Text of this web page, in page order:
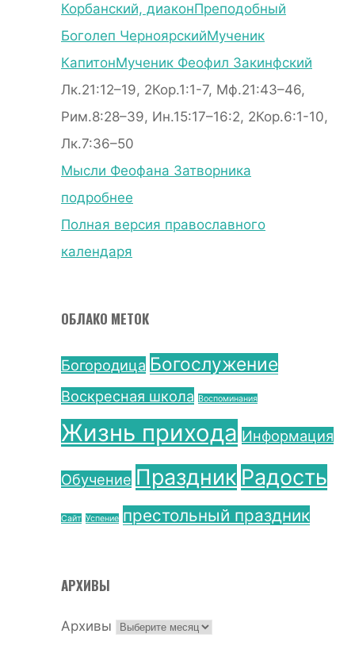
Корбанский, диаконПреподобный
Боголеп ЧерноярскийМученик
КапитонМученик Феофил Закинфский
Лк.21:12–19, 2Кор.1:1-7, Мф.21:43–46,
Рим.8:28–39, Ин.15:17–16:2, 2Кор.6:1-10,
Лк.7:36–50
Мысли Феофана Затворника
подробнее
Полная версия православного
календаря
ОБЛАКО МЕТОК
Богородица Богослужение
Воскресная школа Воспоминания
Жизнь прихода Информация
Обучение Праздник Радость
Сайт Успение престольный праздник
АРХИВЫ
Архивы